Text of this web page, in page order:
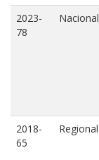
2023-
78
Nacional
2018-
65
Regional